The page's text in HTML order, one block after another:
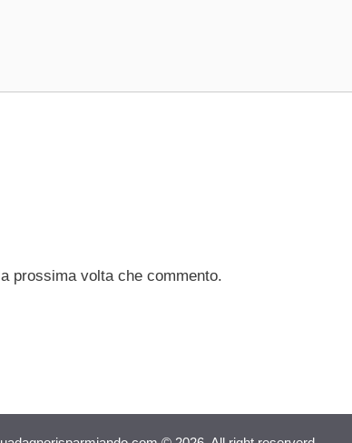
prossima volta che commento.